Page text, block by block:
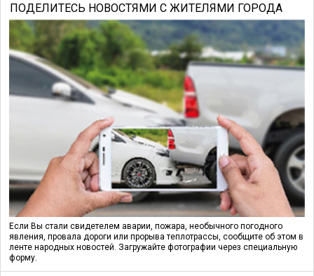
ПОДЕЛИТЕСЬ НОВОСТЯМИ С ЖИТЕЛЯМИ ГОРОДА
Если Вы стали свидетелем аварии, пожара, необычного погодного
явления, провала дороги или прорыва теплотрассы, сообщите об этом в
ленте народных новостей. Загружайте фотографии через специальную
форму.